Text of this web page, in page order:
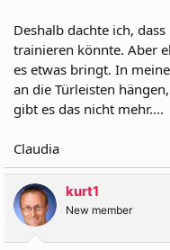
Deshalb dachte ich,
trainieren könnte. Aber
es etwas bringt. In
an die Türleisten
gibt es das nicht mehr....
Claudia
kurt1
New member